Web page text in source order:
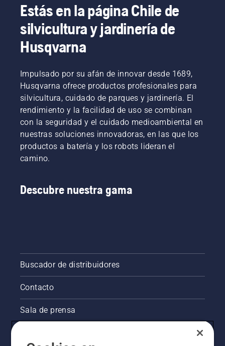
Estás en la página Chile de
silvicultura y jardinería de
Husqvarna
Impulsado por su afán de innovar desde 1689,
Husqvarna ofrece productos profesionales para
silvicultura, cuidado de parques y jardinería. El
rendimiento y la facilidad de uso se combinan
con la seguridad y el cuidado medioambiental en
nuestras soluciones innovadoras, en las que los
productos a batería y los robots lideran el
camino.
Descubre nuestra gama
Buscador de distribuidores
Contacto
Sala de prensa